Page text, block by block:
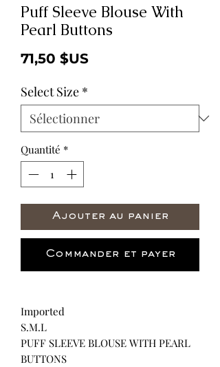
Puff Sleeve Blouse With
Pearl Buttons
71,50 $USPrix
Select Size *
Quantité *
Ajouter au panier
Commander et payer
Imported
S.M.L
PUFF SLEEVE BLOUSE WITH PEARL
BUTTONS